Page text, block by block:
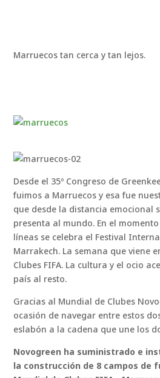
Marruecos tan cerca y tan lejos.
Desde el 35º Congreso de
fuimos a Marruecos y esa fue
que desde la distancia emocional
presenta al mundo. En el
líneas se celebra el Festival
Marrakech. La semana que viene
Clubes FIFA. La cultura y el ocio
país al resto.
Gracias al Mundial de Clubes
ocasión de navegar entre estos
eslabón a la cadena que une los
Novogreen ha suministrado e
la construcción de 8 campos de